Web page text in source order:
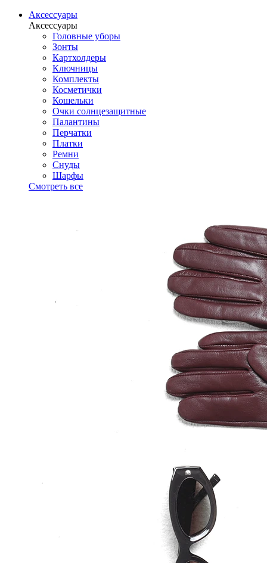
Аксессуары
Аксессуары
Головные уборы
Зонты
Картхолдеры
Ключницы
Комплекты
Косметички
Кошельки
Очки солнцезащитные
Палантины
Перчатки
Платки
Ремни
Снуды
Шарфы
Смотреть все